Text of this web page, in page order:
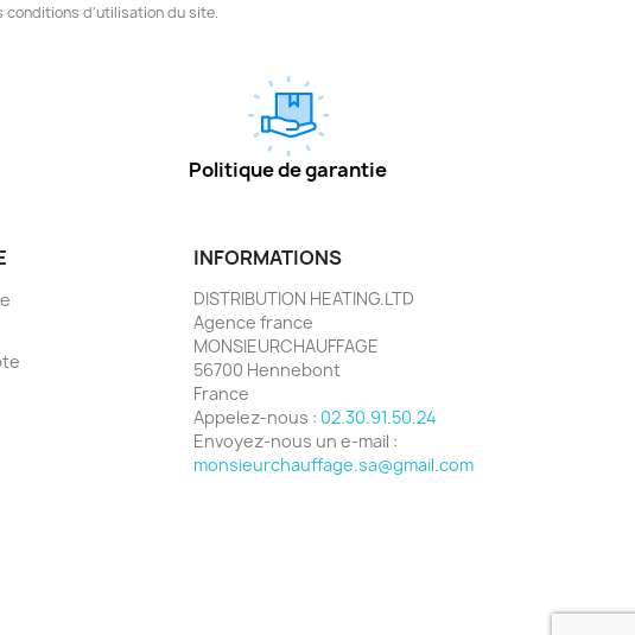
conditions d'utilisation du site.
Politique de garantie
INFORMATIONS
DISTRIBUTION HEATING.LTD
Agence france
MONSIEURCHAUFFAGE
56700 Hennebont
France
Appelez-nous : 02.30.91.50.24
Envoyez-nous un e-mail :
monsieurchauffage.sa@gmail.com